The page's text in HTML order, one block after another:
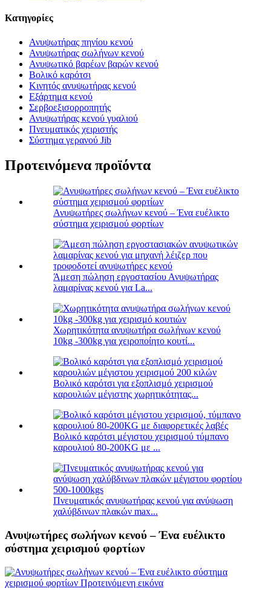
Κατηγορίες
Ανυψωτήρας πηνίου κενού
Ανυψωτήρας σωλήνων κενού
Ανυψωτικό βαρέων βαρών κενού
Βολικό καρότσι
Κινητός ανυψωτήρας κενού
Εξάρτημα κενού
Σερβοεξισορροπητής
Ανυψωτήρας κενού γυαλιού
Πνευματικός χειριστής
Σύστημα γερανού Jib
Προτεινόμενα προϊόντα
Ανυψωτήρες σωλήνων κενού – Ένα ευέλικτο
σύστημα χειρισμού φορτίων
Άμεση πώληση εργοστασίου Ανυψωτήρας
λαμαρίνας κενού για La...
Χωρητικότητα ανυψωτήρα σωλήνων κενού
10kg -300kg για χειροποίητο κουτί...
Βολικό καρότσι για εξοπλισμό χειρισμού
καρουλιών μέγιστης χωρητικότητας...
Βολικό καρότσι μέγιστου χειρισμού τύμπανο
καρουλιού 80-200KG με ...
Πνευματικός ανυψωτήρας κενού για ανύψωση
χαλύβδινων πλακών max...
Ανυψωτήρες σωλήνων κενού – Ένα ευέλικτο
σύστημα χειρισμού φορτίων